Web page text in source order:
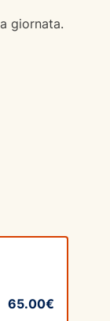
giornata.
65.00€